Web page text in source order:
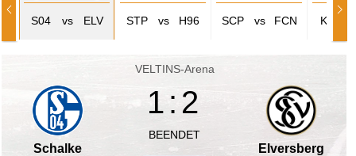
S04 vs ELV STP vs H96 SCP vs FCN KIE
VELTINS-Arena
Schalke
1:2
BEENDET
Elversberg